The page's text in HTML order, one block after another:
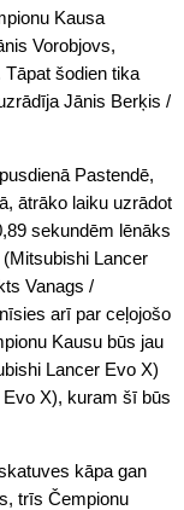
Kausa
Vorobjovs,
šodien tika
Jānis Berķis /
Pastendē,
ātrāko laiku uzrādot
sekundēm lēnāks
Lancer
Vanags /
arī par ceļojošo
Kausu būs jau
Lancer Evo X)
X), kuram šī būs
kāpa gan
trīs Čempionu